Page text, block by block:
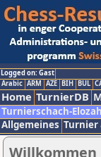
Logged on: Gast
Arabic ARM AZE BIH BUL
Home TurnierDB
Turnierschach-
Allgemeines Turnier
Willkommen